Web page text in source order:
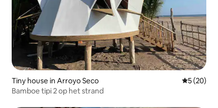
Tiny house in Arroyo Seco
5 (20)
Bamboe tipi 2 op het strand